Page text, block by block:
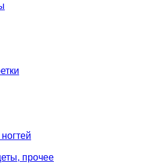
прочее